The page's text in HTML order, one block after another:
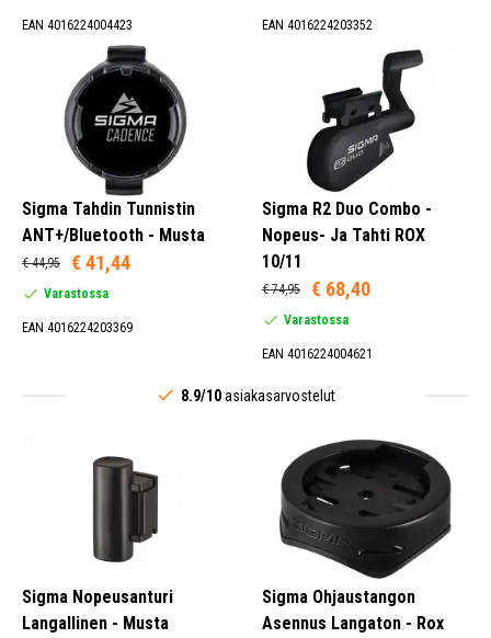
EAN 4016224004423 EAN 4016224203352
Sigma Tahdin Tunnistin
ANT+/Bluetooth - Musta
€ 44,95 € 41,44
Varastossa
EAN 4016224203369
Sigma R2 Duo Combo -
Nopeus- Ja Tahti ROX
10/11
€ 74,95 € 68,40
Varastossa
EAN 4016224004621
8.9/10asiakasarvostelut
Sigma Nopeusanturi
Langallinen - Musta
Sigma Ohjaustangon
Asennus Langaton - Rox